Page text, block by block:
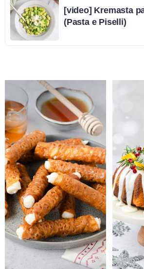
[video] Kremasta
(Pasta e Piselli)